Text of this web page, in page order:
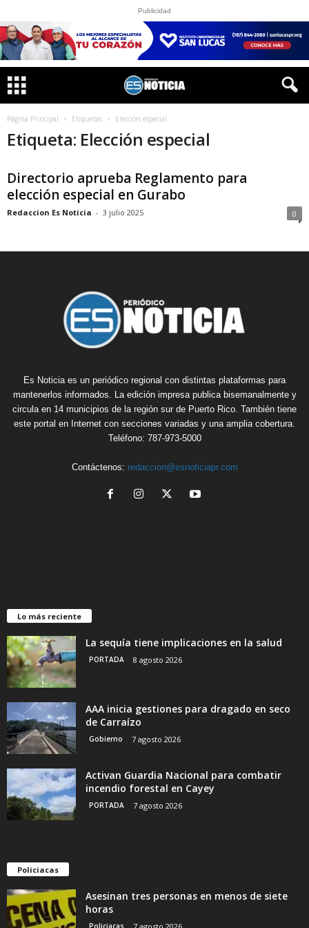
Publicidad
Página Principal Etiquetas Elección especial
Etiqueta: Elección especial
Directorio aprueba Reglamento para
elección especial en Gurabo
Redaccion Es Noticia - 3 julio 2025 0
Es Noticia es un periódico regional con distintas plataformas para
mantenerlos informados. La edición impresa publica bisemanalmente y
circula en 14 municipios de la región sur de Puerto Rico. También tiene
este portal en Internet con secciones variadas y una amplia cobertura.
Teléfono: 787-973-5000
Contáctenos: redaccion@esnoticiapr.com
Lo más reciente
La sequía tiene implicaciones en la salud
PORTADA 8 agosto 2026
AAA inicia gestiones para dragado en seco
de Carraízo
Gobierno 7 agosto 2026
Activan Guardia Nacional para combatir
incendio forestal en Cayey
PORTADA 7 agosto 2026
Policiacas
Asesinan tres personas en menos de siete
horas
Policiacas